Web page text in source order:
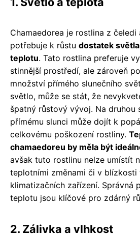
Chamaedorea je rostlina z
potřebuje k růstu dostatek světla
teplotu. Tato rostlina preferuje
stinnější prostředí, ale zároveň
množství přímého slunečního
světlo, může se stát, že
špatný růstový vývoj. Na druhou
přímému slunci může dojít k
celkovému poškození rostliny.
chamaedoreu by měla být
avšak tuto rostlinu nelze umístít
teplotními změnami či v blízkosti
klimatizačních zařízení. Správná
teplotu jsou klíčové pro zdárný
2. Zálivka a vlhkost